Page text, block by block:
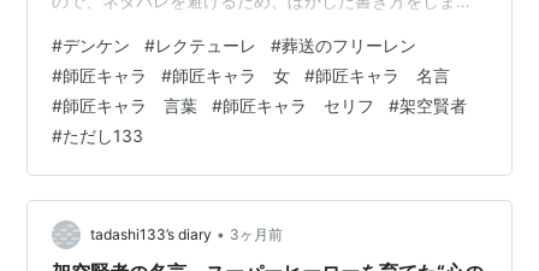
ンは、ある超絶的に強い魔族に戦いを挑み、敗れてしま
います。 霊界なのかどこなのか、気が付くとデンケンは
若い頃に戻っていて、そばには、亡き妻レクテューレ
が、生前の若く美しい姿で存在しているのでした。 デン
ケンは妻に、たとえ夢の中でも、人生の最期に君に会え
てよかったと言い、自分が魔族に負けたこと…
#デンケン #レクテューレ #葬送のフリーレン
#師匠キャラ #師匠キャラ 女 #師匠キャラ 名言
#師匠キャラ 言葉 #師匠キャラ セリフ #架空賢者
#ただし133
tadashi133’s diary • 3ヶ月前